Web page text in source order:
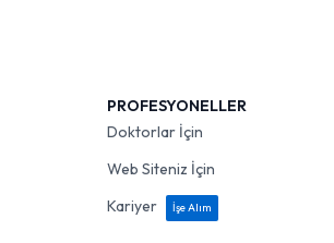
PROFESYONELLER
Doktorlar İçin
Web Siteniz İçin
Kariyer
İşe Alım